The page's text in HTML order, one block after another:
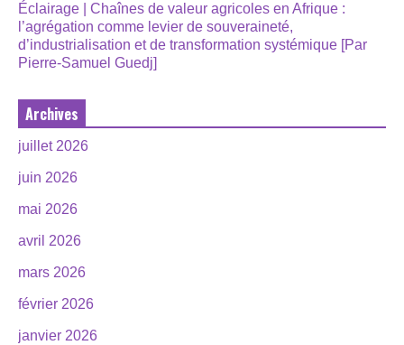
Éclairage | Chaînes de valeur agricoles en Afrique :
l’agrégation comme levier de souveraineté,
d’industrialisation et de transformation systémique [Par
Pierre-Samuel Guedj]
Archives
juillet 2026
juin 2026
mai 2026
avril 2026
mars 2026
février 2026
janvier 2026